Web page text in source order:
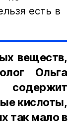
есть в
веществ,
Ольга
кислоты,
так мало в